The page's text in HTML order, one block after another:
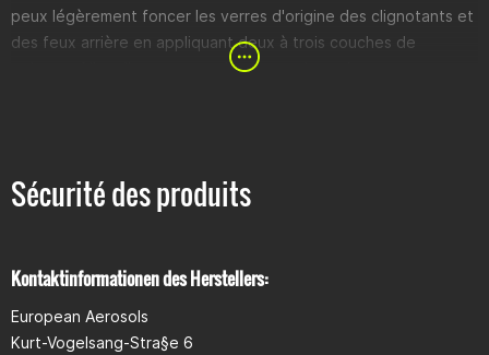
peux légèrement foncer les verres d'origine des clignotants et
des feux arrière en appliquant deux à trois couches de
peinture. N'applique que quelques couches, sinon cette
Fiche de données de sécurité :
Sécurité des produits
Kontaktinformationen des Herstellers:
European Aerosols
Kurt-Vogelsang-Stra§e 6